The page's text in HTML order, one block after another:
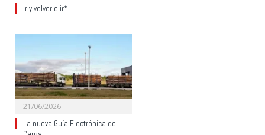
Ir y volver e ir*
21/06/2026
La nueva Guía Electrónica de